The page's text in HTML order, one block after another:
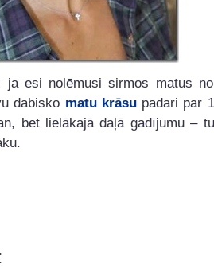
ja esi nolēmusi sirmos matus
dabisko matu krāsupadari par
bet lielākajā daļā gadījumu –